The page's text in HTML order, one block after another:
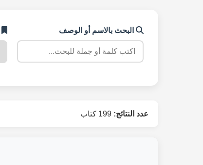
البحث بالاسم أو الوصف
عدد النتائج: